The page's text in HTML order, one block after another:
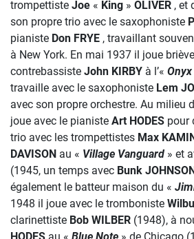
trompettiste Joe « King » OLIVER , et
son propre trio avec le saxophoniste
pianiste Don FRYE , travaillant
à New York. En mai 1937 il joue
contrebassiste John KIRBY à l’«
travaille avec le saxophoniste Lem
avec son propre orchestre. Au milieu
joue avec le pianiste Art HODES pour
trio avec les trompettistes Max
DAVISON au « Village Vanguard » et
(1945, un temps avec Bunk
également le batteur maison du «
1948 il joue avec le tromboniste
clarinettiste Bob WILBER (1948), à
HODES au « Blue Note » de Chicago